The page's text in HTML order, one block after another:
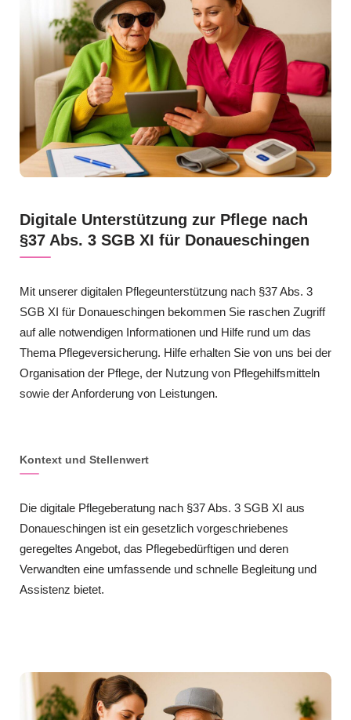
Digitale Unterstützung zur Pflege nach
§37 Abs. 3 SGB XI für Donaueschingen
Mit unserer digitalen Pflegeunterstützung nach §37 Abs. 3
SGB XI für Donaueschingen bekommen Sie raschen Zugriff
auf alle notwendigen Informationen und Hilfe rund um das
Thema Pflegeversicherung. Hilfe erhalten Sie von uns bei der
Organisation der Pflege, der Nutzung von Pflegehilfsmitteln
sowie der Anforderung von Leistungen.
Kontext und Stellenwert
Die digitale Pflegeberatung nach §37 Abs. 3 SGB XI aus
Donaueschingen ist ein gesetzlich vorgeschriebenes
geregeltes Angebot, das Pflegebedürftigen und deren
Verwandten eine umfassende und schnelle Begleitung und
Assistenz bietet.